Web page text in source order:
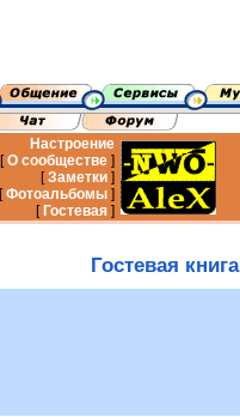
Настроение
[О сообществе ]
[Заметки ]
[Фотоальбомы ]
[ Гостевая ]
Гостевая книга